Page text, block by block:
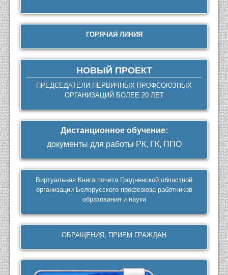
ГОРЯЧАЯ ЛИНИЯ
НОВЫЙ ПРОЕКТ
ПРЕДСЕДАТЕЛИ ПЕРВИЧНЫХ ПРОФСОЮЗНЫХ
ОРГАНИЗАЦИЙ БОЛЕЕ 20 ЛЕТ
Дистанционное обучение:
документы для работы РК, ГК, ППО
Виртуальная Книга почета Гродненской областной
организации Белорусского профсоюза работников
образования и науки
ОБРАЩЕНИЯ, ПРИЕМ ГРАЖДАН